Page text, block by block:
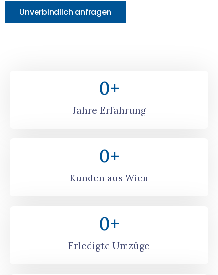
Unverbindlich anfragen
Jahre Erfahrung
0+
Kunden aus Wien
0+
Erledigte Umzüge
0+